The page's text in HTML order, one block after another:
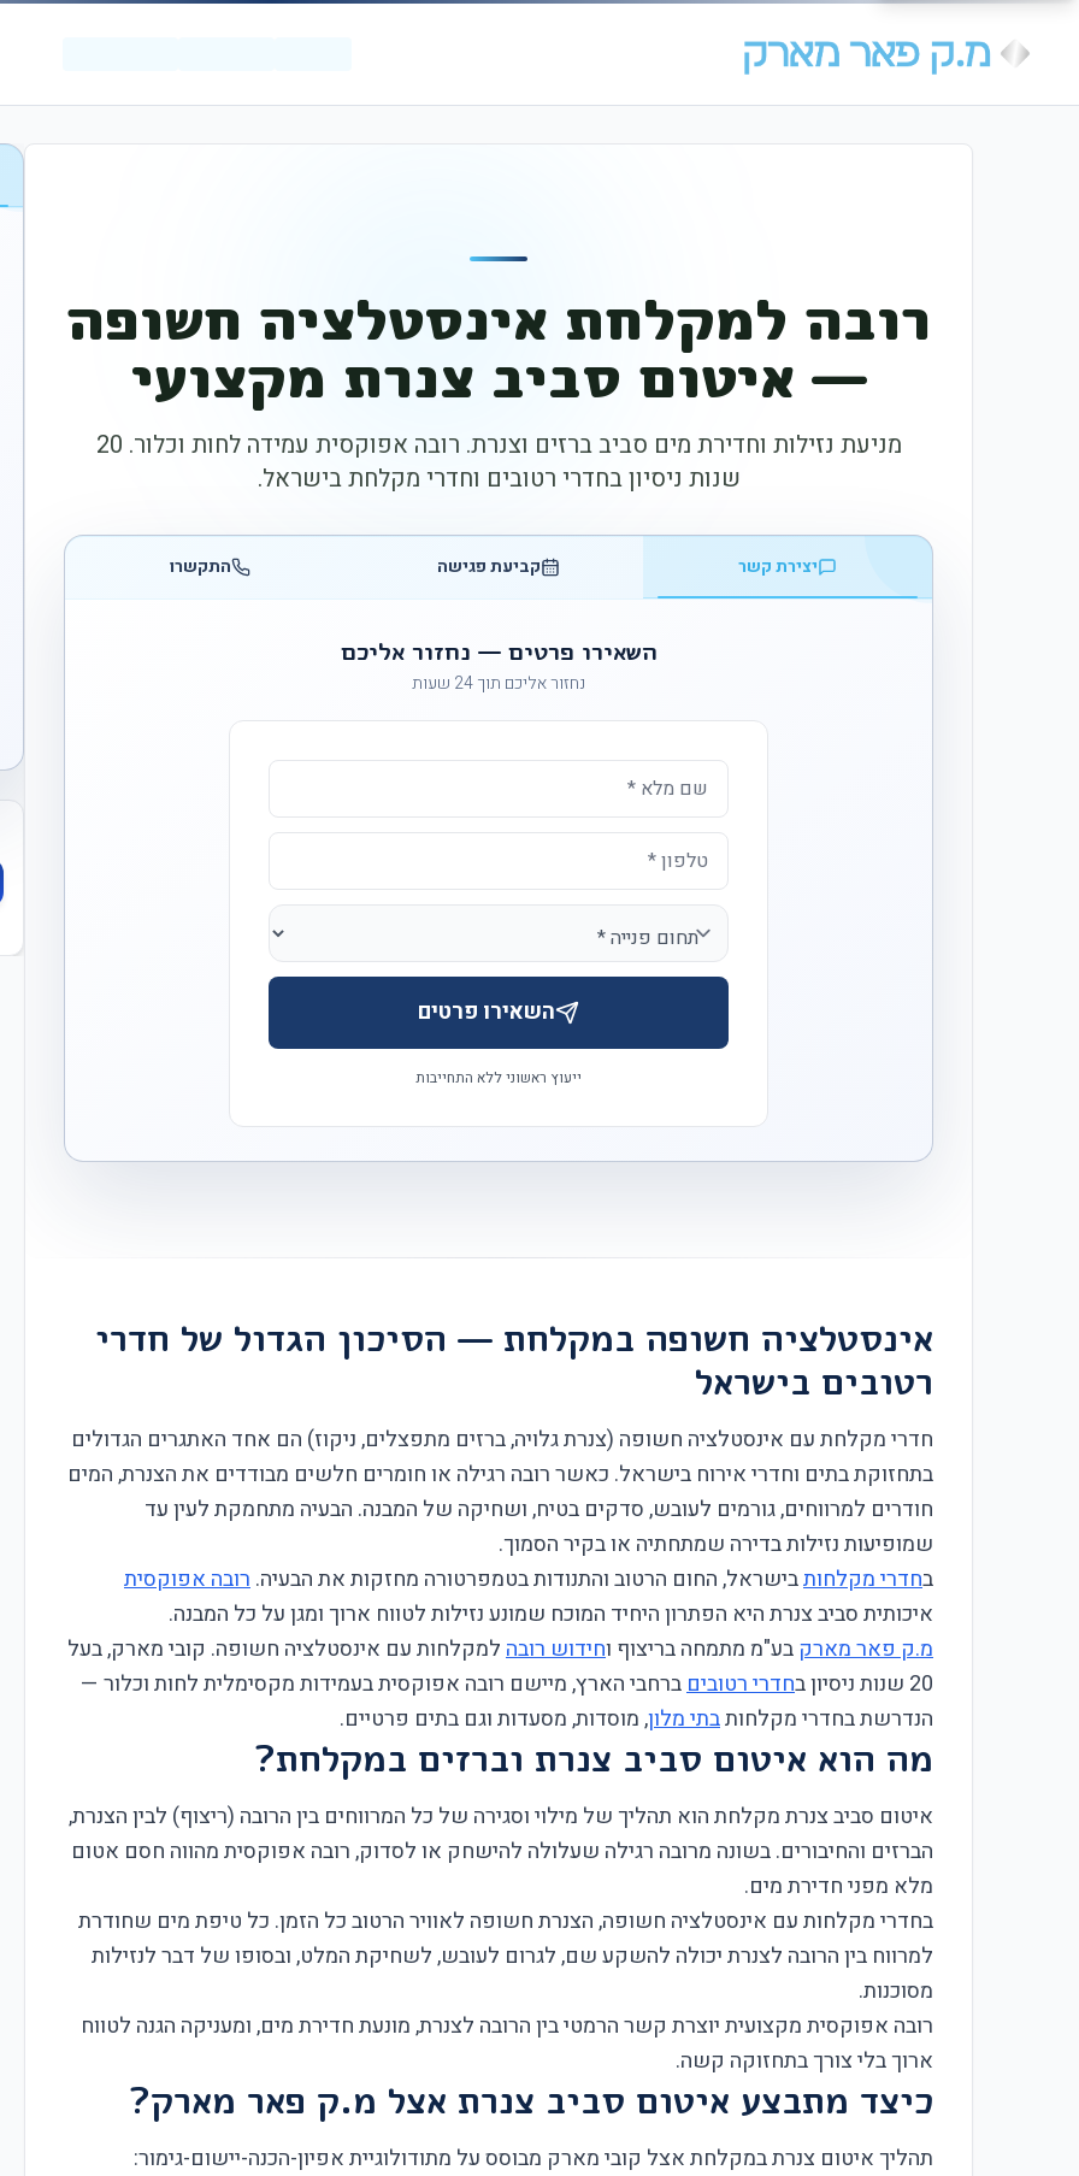
רובה למקלחת אינסטלציה חשופה
— איטום סביב צנרת מקצועי
מניעת נזילות וחדירת מים סביב ברזים וצנרת. רובה אפוקסית עמידה לחות וכלור. 20
שנות ניסיון בחדרי רטובים וחדרי מקלחת בישראל.
יצירת קשר קביעת פגישה התקשרו
השאירו פרטים — נחזור אליכם
נחזור אליכם תוך 24 שעות
השאירו פרטים
ייעוץ ראשוני ללא התחייבות
אינסטלציה חשופה במקלחת — הסיכון הגדול של חדרי
רטובים בישראל
חדרי מקלחת עם אינסטלציה חשופה (צנרת גלויה, ברזים מתפצלים, ניקוז) הם אחד האתגרים הגדולים
בתחזוקת בתים וחדרי אירוח בישראל. כאשר רובה רגילה או חומרים חלשים מבודדים את הצנרת, המים
חודרים למרווחים, גורמים לעובש, סדקים בטיח, ושחיקה של המבנה. הבעיה מתחמקת לעין עד
שמופיעות נזילות בדירה שמתחתיה או בקיר הסמוך.
בחדרי מקלחותבישראל, החום הרטוב והתנודות בטמפרטורה מחזקות את הבעיה.רובה אפוקסית
איכותית סביב צנרת היא הפתרון היחיד המוכח שמונע נזילות לטווח ארוך ומגן על כל המבנה.
מ.ק פאר מארקבע"מ מתמחה בריצוף וחידוש רובהלמקלחות עם אינסטלציה חשופה. קובי מארק, בעל
20 שנות ניסיון ב
חדרי רטוביםברחבי הארץ, מיישם רובה אפוקסית בעמידות מקסימלית לחות וכלור —
הנדרשת בחדרי מקלחותבתי מלון, מוסדות, מסעדות וגם בתים פרטיים.
מה הוא איטום סביב צנרת וברזים במקלחת?
איטום סביב צנרת מקלחת הוא תהליך של מילוי וסגירה של כל המרווחים בין הרובה (ריצוף) לבין הצנרת,
הברזים והחיבורים. בשונה מרובה רגילה שעלולה להישחק או לסדוק, רובה אפוקסית מהווה חסם אטום
מלא מפני חדירת מים.
בחדרי מקלחות עם אינסטלציה חשופה, הצנרת חשופה לאוויר הרטוב כל הזמן. כל טיפת מים שחודרת
למרווח בין הרובה לצנרת יכולה להשקע שם, לגרום לעובש, לשחיקת המלט, ובסופו של דבר לנזילות
מסוכנות.
רובה אפוקסית מקצועית יוצרת קשר הרמטי בין הרובה לצנרת, מונעת חדירת מים, ומעניקה הגנה לטווח
ארוך בלי צורך בתחזוקה קשה.
כיצד מתבצע איטום סביב צנרת אצל מ.ק פאר מארק?
תהליך איטום צנרת במקלחת אצל קובי מארק מבוסס על מתודולוגיית אפיון-הכנה-יישום-גימור: